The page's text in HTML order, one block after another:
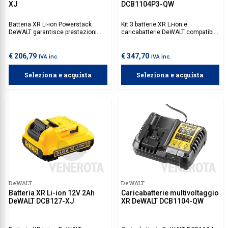
XJ
Batteria XR Li-ion Powerstack
DeWALT garantisce prestazioni
compatto e leggero e grazie alla
sua tecnologia Powerstack. È
della gamma DeWalt XR 18V.
€ 206,79 IVA inc.
Seleziona e acquista
DCB1104P3-QW
Kit 3 batterie XR Li-ion e
caricabatterie DeWALT compatibile
DeWALT. Perfetto per professionisti
che necessitano di prestazioni
è compatibile con tutti gli utensili
XR 18V di DeWALT.
€ 347,70 IVA inc.
Seleziona e acquista
DeWALT
Batteria XR Li-ion 12V 2Ah
DeWALT DCB127-XJ
DeWALT
Caricabatterie multivoltaggio
XR DeWALT DCB1104-QW